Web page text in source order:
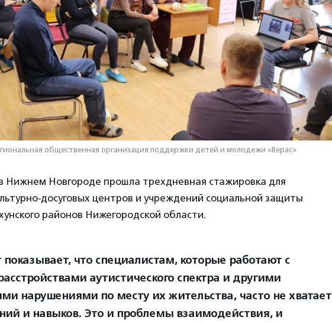
общественная организация поддержки детей и молодежи «Верас»
Нижнем Новгороде прошла трехдневная стажировка для
досуговых центров и учреждений социальной защиты
районов Нижегородской области.
что специалистам, которые работают с
аутистического спектра и другими
нарушениями по месту их жительства, часто не хватает
и навыков. Это и проблемы взаимодействия, и